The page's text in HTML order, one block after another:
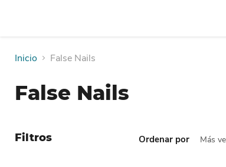
Inicio False Nails
False Nails
Filtros Ordenar por